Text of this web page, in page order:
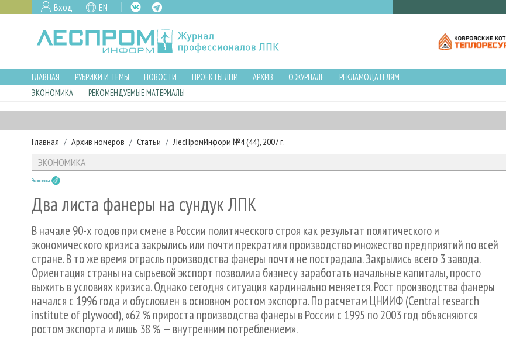
Вход EN
ГЛАВНАЯ РУБРИКИ И ТЕМЫ НОВОСТИ ПРОЕКТЫ ЛПИ АРХИВ О ЖУРНАЛЕ
РЕКЛАМОДАТЕЛЯМ
ЭКОНОМИКА
РЕКОМЕНДУЕМЫЕ МАТЕРИАЛЫ
Главная Архив номеров Статьи ЛесПромИнформ №4 (44), 2007 г.
ЭКОНОМИКА
Экономика
Два листа фанеры на сундук ЛПК
В начале 90-х годов при смене в России политического строя как результат политического и
экономического кризиса закрылись или почти прекратили производство множество предприятий по всей
стране. В то же время отрасль производства фанеры почти не пострадала. Закрылись всего 3 завода.
Ориентация страны на сырьевой экспорт позволила бизнесу заработать начальные капиталы, просто
выжить в условиях кризиса. Однако сегодня ситуация кардинально меняется. Рост производства фанеры
начался с 1996 года и обусловлен в основном ростом экспорта. По расчетам ЦНИИФ (Central research
institute of plywood), «62 % прироста производства фанеры в России с 1995 по 2003 год объясняются
ростом экспорта и лишь 38 % — внутренним потреблением».